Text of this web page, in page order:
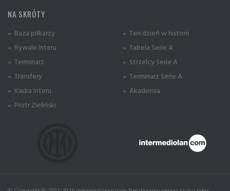
NA SKRÓTY
» Baza piłkarzy
» Rywale Interu
» Terminarz
» Transfery
» Kadra Interu
» Piotr Zieliński
» Ten dzień w historii
» Tabela Serie A
» Strzelcy Serie A
» Terminarz Serie A
» Akademia